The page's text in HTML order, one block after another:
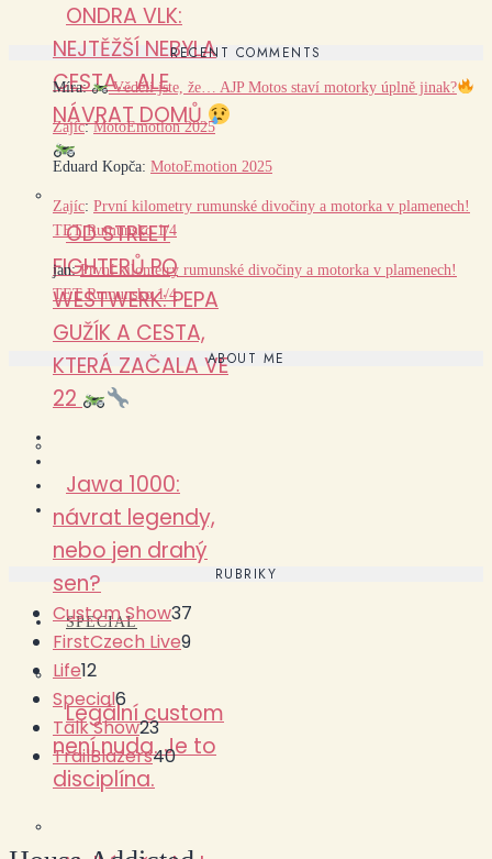
ONDRA VLK:
NEJTĚŽŠÍ NEBYLA
CESTA… ALE
NÁVRAT DOMŮ
OD STREET
FIGHTERŮ PO
WESTWERK: PEPA
GUŽÍK A CESTA,
KTERÁ ZAČALA VE
22
Jawa 1000:
návrat legendy,
nebo jen drahý
sen?
SPECIAL
Legální custom
není nuda. Je to
disciplína.
RECENT COMMENTS
Míra: Věděli jste, že… AJP Motos staví motorky úplně jinak?
Zajíc:MotoEmotion 2025
Eduard Kopča: MotoEmotion 2025
Zajíc: První kilometry rumunské divočiny a motorka v plamenech!
TET Rumunsko 1/4
jan:První kilometry rumunské divočiny a motorka v plamenech!
TET Rumunsko 1/4
ABOUT ME
RUBRIKY
Custom Show37
FirstCzech Live9
Life12
Special6
Talk Show23
TrailBlazers40